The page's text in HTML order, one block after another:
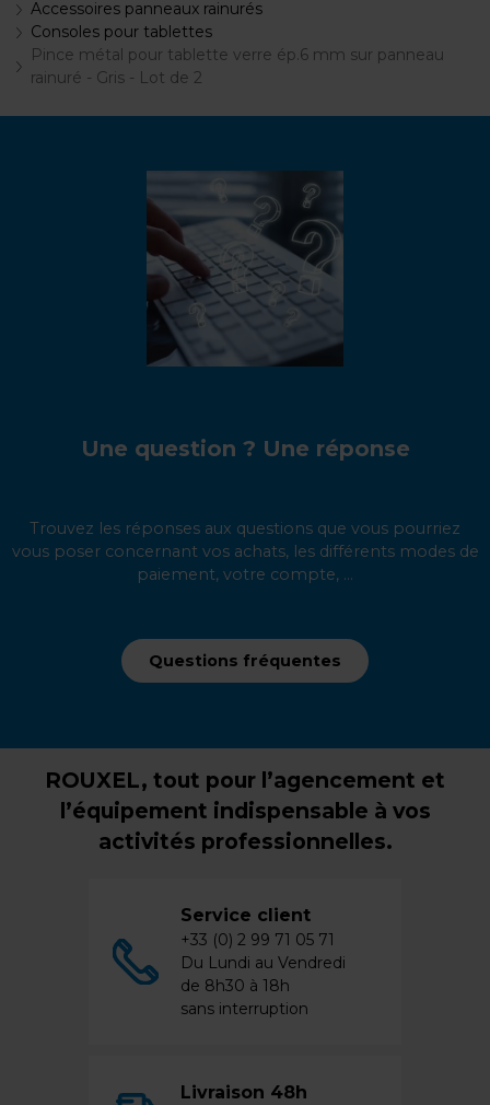
Accessoires panneaux rainurés
Consoles pour tablettes
Pince métal pour tablette verre ép.6 mm sur panneau
rainuré - Gris - Lot de 2
Une question ? Une réponse
Trouvez les réponses aux questions que vous pourriez
vous poser concernant vos achats, les différents modes de
paiement, votre compte, ...
Questions fréquentes
ROUXEL, tout pour l’agencement et
l’équipement indispensable à vos
activités professionnelles.
Service client
+33 (0) 2 99 71 05 71
Du Lundi au Vendredi
de 8h30 à 18h
sans interruption
Livraison 48h